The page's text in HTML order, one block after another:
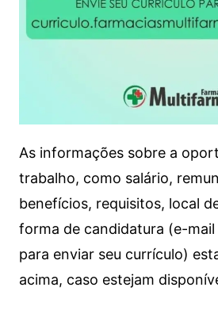
As informações sobre a
trabalho, como salário,
benefícios, requisitos, local
forma de candidatura (e-
para enviar seu currículo)
acima, caso estejam